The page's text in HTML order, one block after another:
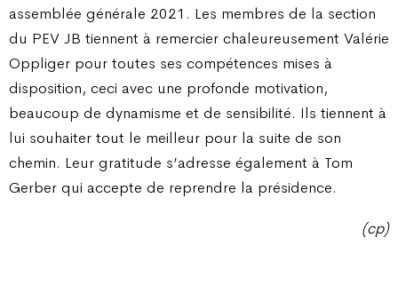
assemblée générale 2021. Les membres de la section
du PEV JB tiennent à remercier chaleureusement Valérie
Oppliger pour toutes ses compétences mises à
disposition, ceci avec une profonde motivation,
beaucoup de dynamisme et de sensibilité. Ils tiennent à
lui souhaiter tout le meilleur pour la suite de son
chemin. Leur gratitude s’adresse également à Tom
Gerber qui accepte de reprendre la présidence.
(cp)